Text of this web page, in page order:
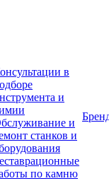
в
и
и
станков и
по камню